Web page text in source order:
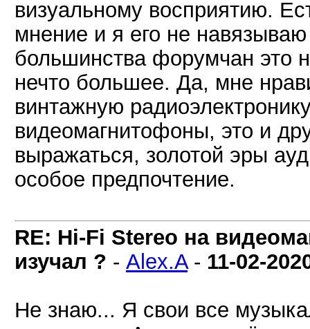
визуальному восприятию.
мнение и я его не
большинства форумчан это
нечто большее. Да, мне
винтажную
видеомагнитофоны, это и
выражаться, золотой эры
особое предпочтение.
RE: Hi-Fi Stereo на
изучал ? - Alex.A- 11-02-
Не знаю... Я свои все